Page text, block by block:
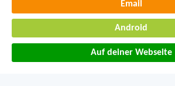
Email
Android
Auf deiner Webseite